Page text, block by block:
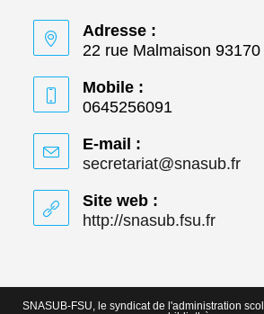
Adresse :
22 rue Malmaison
Mobile :
0645256091
E-mail :
secretariat@snasub.fr
Site web :
http://snasub.fsu.frS’ouvre
onglet
SNASUB-FSU, le syndicat de l'administration